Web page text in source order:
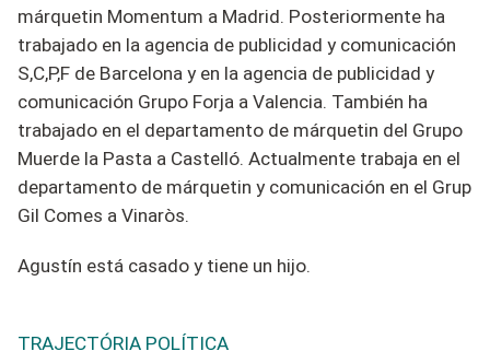
márquetin Momentum a Madrid. Posteriormente ha
trabajado en la agencia de publicidad y comunicación
S,C,P,F de Barcelona y en la agencia de publicidad y
comunicación Grupo Forja a Valencia. También ha
trabajado en el departamento de márquetin del Grupo
Muerde la Pasta a Castelló. Actualmente trabaja en el
departamento de márquetin y comunicación en el Grup
Gil Comes a Vinaròs.
Agustín está casado y tiene un hijo.
TRAJECTÓRIA POLÍTICA